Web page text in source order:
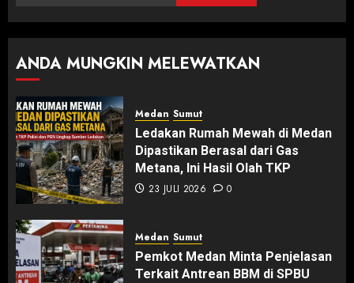
ANDA MUNGKIN MELEWATKAN
Medan Sumut
Ledakan Rumah Mewah di Medan
Dipastikan Berasal dari Gas
Metana, Ini Hasil Olah TKP
23 JULI 2026 0
Medan Sumut
Pemkot Medan Minta Penjelasan
Terkait Antrean BBM di SPBU